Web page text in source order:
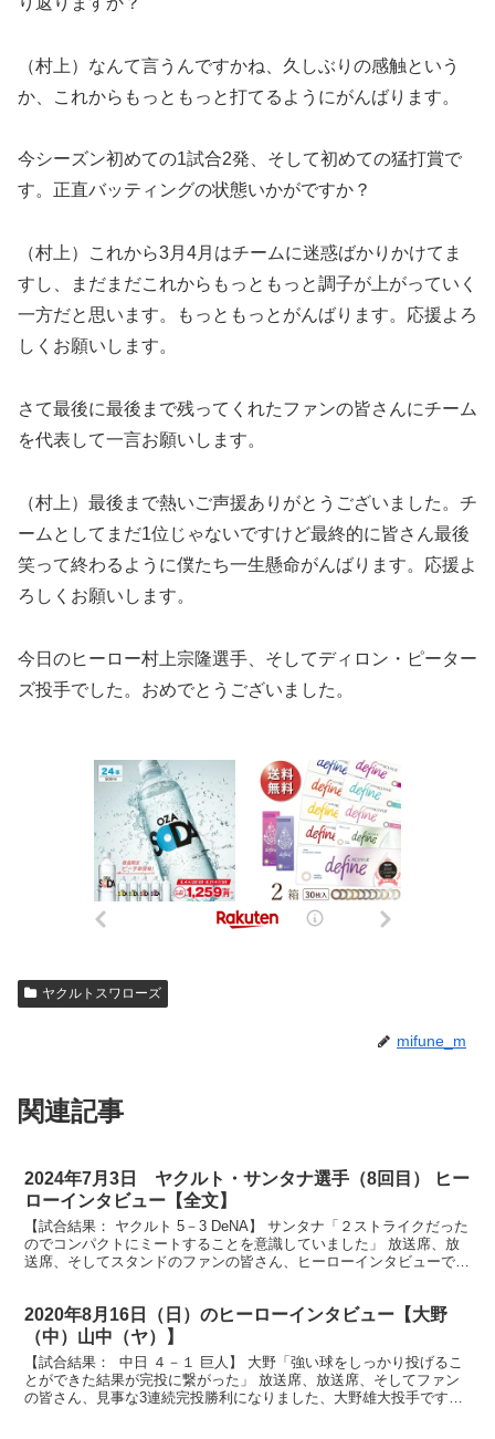
（村上）なんて言うんですかね、久しぶりの感触という
か、これからもっともっと打てるようにがんばります。
今シーズン初めての1試合2発、そして初めての猛打賞で
す。正直バッティングの状態いかがですか？
（村上）これから3月4月はチームに迷惑ばかりかけてま
すし、まだまだこれからもっともっと調子が上がっていく
一方だと思います。もっともっとがんばります。応援よろ
しくお願いします。
さて最後に最後まで残ってくれたファンの皆さんにチーム
を代表して一言お願いします。
（村上）最後まで熱いご声援ありがとうございました。チ
ームとしてまだ1位じゃないですけど最終的に皆さん最後
笑って終わるように僕たち一生懸命がんばります。応援よ
ろしくお願いします。
今日のヒーロー村上宗隆選手、そしてディロン・ピーター
ズ投手でした。おめでとうございました。
ヤクルトスワローズ
mifune_m
関連記事
2024年7月3日 ヤクルト・サンタナ選手（8回目） ヒー
ローインタビュー【全文】
【試合結果： ヤクルト 5－3 DeNA】 サンタナ「２ストライクだった
のでコンパクトにミートすることを意識していました」 放送席、放
送席、そしてスタンドのファンの皆さん、ヒーローインタビューで
2020年8月16日（日）のヒーローインタビュー【大野
（中）山中（ヤ）】
【試合結果： 中日 ４－１ 巨人】 大野「強い球をしっかり投げるこ
とができた結果が完投に繋がった」 放送席、放送席、そしてファン
の皆さん、見事な3連続完投勝利になりました、大野雄大投手です。